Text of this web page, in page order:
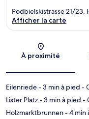
Podbielskistrasse 21/23,
Afficher la carte
À proximité
Eilenriede- 3 min à pied -
Lister Platz- 3 min à pied -
Holzmarktbrunnen- 4 min